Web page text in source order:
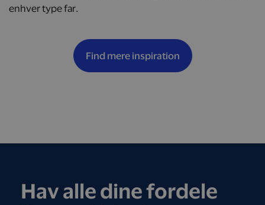
enhver type far.
Find mere inspiration
Hav alle dine fordele